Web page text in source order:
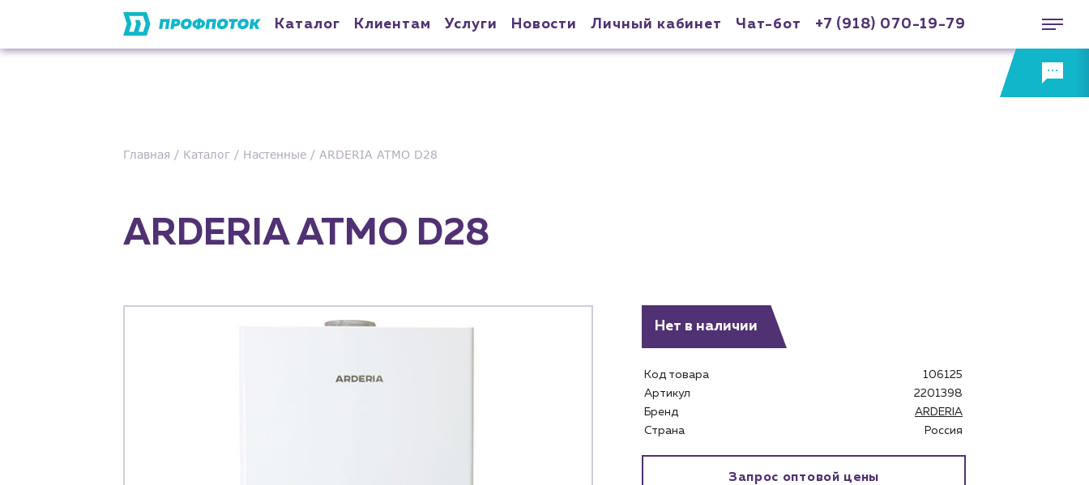
Каталог Клиентам Услуги Новости Личный кабинет Чат-бот +7 (918) 070-19-79
Главная Каталог Настенные ARDERIA ATMO D28
ARDERIA ATMO D28
Нет в наличии
Код товара
106125
Артикул
2201398
Бренд
ARDERIA
Страна
Россия
Запрос оптовой цены